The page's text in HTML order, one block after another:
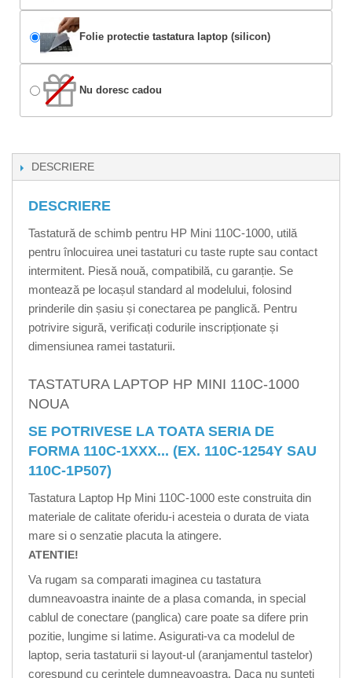
Folie protectie tastatura laptop (silicon)
Nu doresc cadou
DESCRIERE
DESCRIERE
Tastatură de schimb pentru HP Mini 110C-1000, utilă
pentru înlocuirea unei tastaturi cu taste rupte sau contact
intermitent. Piesă nouă, compatibilă, cu garanție. Se
montează pe locașul standard al modelului, folosind
prinderile din șasiu și conectarea pe panglică. Pentru
potrivire sigură, verificați codurile inscripționate și
dimensiunea ramei tastaturii.
TASTATURA LAPTOP HP MINI 110C-1000
NOUA
SE POTRIVESE LA TOATA SERIA DE
FORMA 110C-1XXX... (EX. 110C-1254Y SAU
110C-1P507)
Tastatura Laptop Hp Mini 110C-1000 este construita din
materiale de calitate oferidu-i acesteia o durata de viata
mare si o senzatie placuta la atingere.
ATENTIE!
Va rugam sa comparati imaginea cu tastatura
dumneavoastra inainte de a plasa comanda, in special
cablul de conectare (panglica) care poate sa difere prin
pozitie, lungime si latime. Asigurati-va ca modelul de
laptop, seria tastaturii si layout-ul (aranjamentul tastelor)
corespund cu cerintele dumneavoastra. Daca nu sunteti